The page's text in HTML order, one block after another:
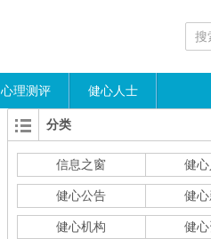
搜
心理测评 健心人士
分类
信息之窗 健
健心公告 健
健心机构 健